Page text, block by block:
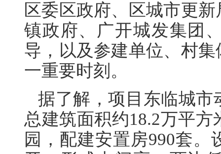
区委区政府、区城市更
镇政府、广开城发集团
导，以及参建单位、村
一重要时刻。
据了解，项目东临城
总建筑面积约18.2万平
园，配建安置房990套